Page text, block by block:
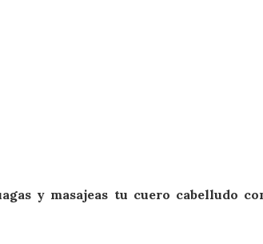
y masajeas tu cuero cabelludo